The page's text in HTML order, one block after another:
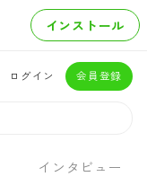
インストール
ログイン 会員登録
インタビュー